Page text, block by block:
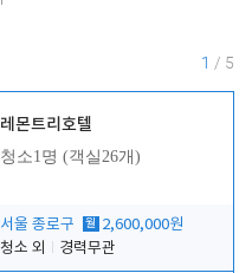
1 / 5
레몬트리호텔
청소1명 (객실26개)
서울 종로구 월 2,600,000원
청소 외
경력무관